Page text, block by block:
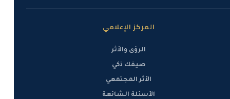
المركز الإعلامي
الرؤى والأثر
صيفك ذكي
الأثر المجتمعي
الأسئلة الشائعة